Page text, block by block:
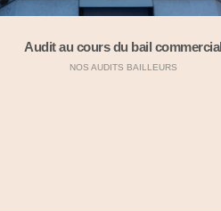
Audit au cours du bail commercial
NOS AUDITS BAILLEURS